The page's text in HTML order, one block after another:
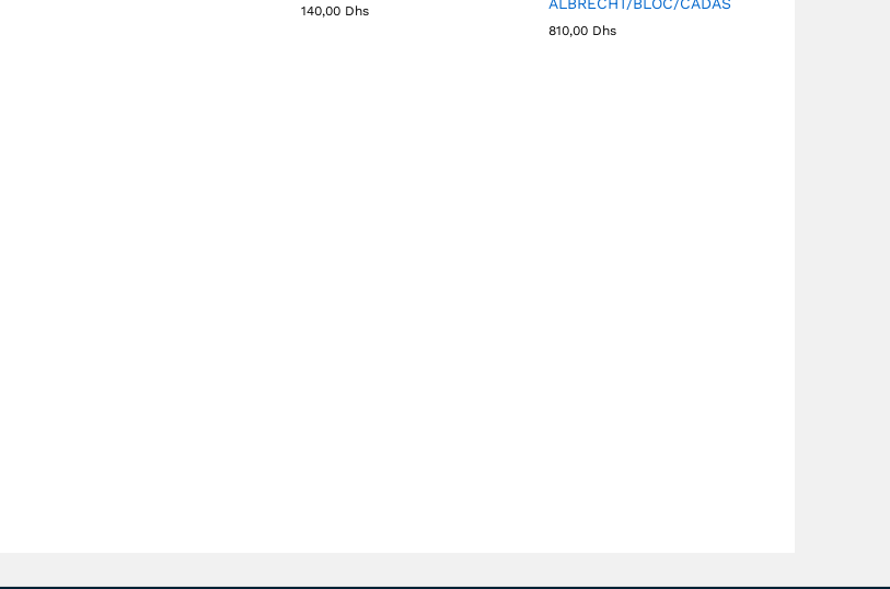
140,00 Dhs
ALBRECHT/BLOC/CADAS
810,00 Dhs